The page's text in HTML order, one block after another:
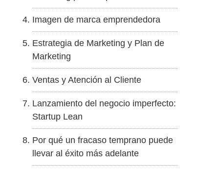
Imagen de marca emprendedora
Estrategia de Marketing y Plan de
Marketing
Ventas y Atención al Cliente
Lanzamiento del negocio imperfecto:
Startup Lean
Por qué un fracaso temprano puede
llevar al éxito más adelante